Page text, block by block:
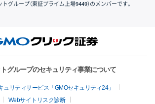
グループ（東証プライム上場9449）のメンバーです。
グループのセキュリティ事業について
リティサービス「GMOセキュリティ24」
Webサイトリスク診断